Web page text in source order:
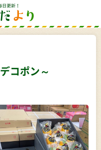
コポン～